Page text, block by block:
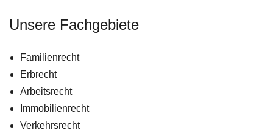
Unsere Fachgebiete
Familienrecht
Erbrecht
Arbeitsrecht
Immobilienrecht
Verkehrsrecht